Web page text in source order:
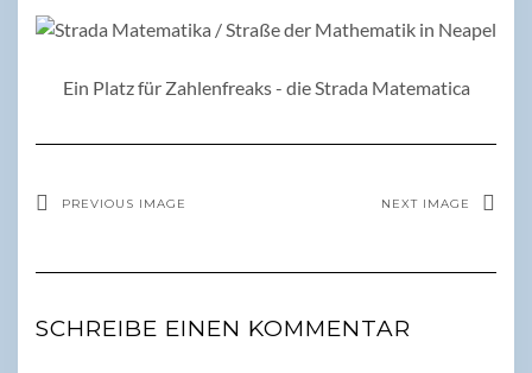
Ein Platz für Zahlenfreaks - die Strada Matematica
PREVIOUS IMAGE NEXT IMAGE
SCHREIBE EINEN KOMMENTAR